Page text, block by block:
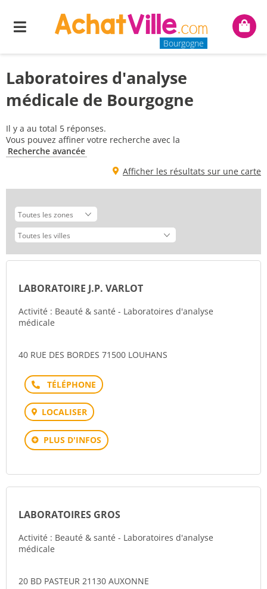
Menu
Bourgogne
Mon
Laboratoires d'analyse
médicale de Bourgogne
Il y a au total 5 réponses.
Vous pouvez affiner votre recherche avec la
Recherche avancée
Afficher les résultats sur une carte
LABORATOIRE J.P. VARLOT
Activité : Beauté & santé - Laboratoires d'analyse
médicale
40 RUE DES BORDES 71500 LOUHANS
Téléphone
LOCALISER
PLUS D'INFOS
LABORATOIRES GROS
Activité : Beauté & santé - Laboratoires d'analyse
médicale
20 BD PASTEUR 21130 AUXONNE